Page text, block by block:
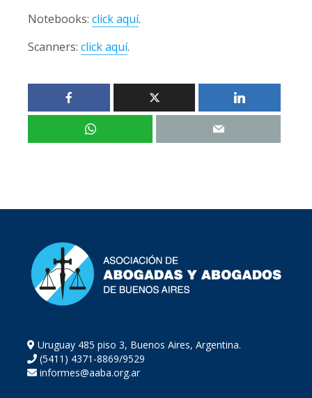
Notebooks: click aquí.
Scanners: click aquí.
Uruguay 485 piso 3, Buenos Aires, Argentina.
(5411) 4371-8869/9529
informes@aaba.org.ar